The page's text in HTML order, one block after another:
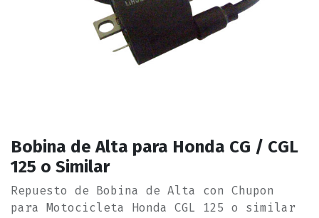
Bobina de Alta para Honda CG / CGL
125 o Similar
Repuesto de Bobina de Alta con Chupon
para Motocicleta Honda CGL 125 o similar